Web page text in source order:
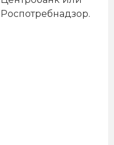
Роспотребнадзор.